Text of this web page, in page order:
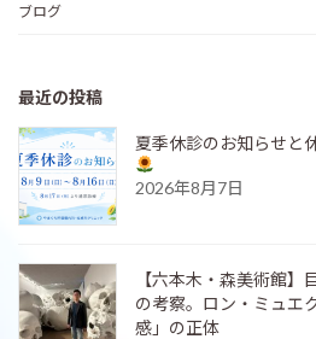
ブログ
最近の投稿
夏季休診のお知らせと
2026年8月7日
【六本木・森美術館
の考察。ロン・ミュエ
感」の正体